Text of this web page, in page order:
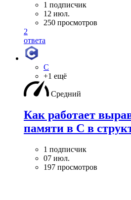
1 подписчик
12 июл.
250 просмотров
2
ответа
C
+1 ещё
Средний
Как работает
памяти в С в
1 подписчик
07 июл.
197 просмотров